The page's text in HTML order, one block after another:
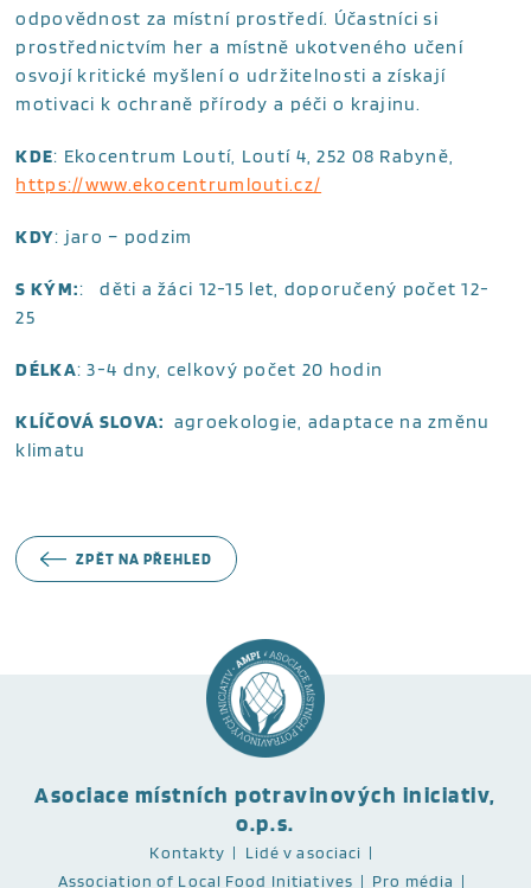
odpovědnost za místní prostředí. Účastníci si
prostřednictvím her a místně ukotveného učení
osvojí kritické myšlení o udržitelnosti a získají
motivaci k ochraně přírody a péči o krajinu.
KDE: Ekocentrum Loutí, Loutí 4, 252 08 Rabyně,
https://www.ekocentrumlouti.cz/
KDY: jaro – podzim
S KÝM:: děti a žáci 12-15 let, doporučený počet 12-
25
DÉLKA: 3-4 dny, celkový počet 20 hodin
KLÍČOVÁ SLOVA: agroekologie, adaptace na změnu
klimatu
ZPĚT NA PŘEHLED
Asociace místních potravinových iniciativ,
o.p.s.
Kontakty
Lidé v asociaci
Association of Local Food Initiatives
Pro média